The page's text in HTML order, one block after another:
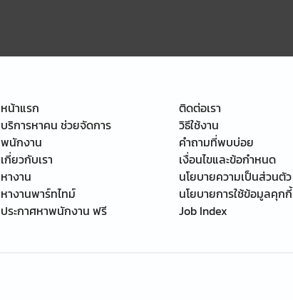
หน้าแรก
บริการหาคน ช่วยจัดการ
พนักงาน
เกี่ยวกับเรา
หางาน
หางานพาร์ทไทม์
ประกาศหาพนักงาน ฟรี
ติดต่อเรา
วิธีใช้งาน
คำถามที่พบบ่อย
เงื่อนไขและข้อกำหนด
นโยบายความเป็นส่วนตัว
นโยบายการใช้ข้อมูลคุกกี้
Job Index